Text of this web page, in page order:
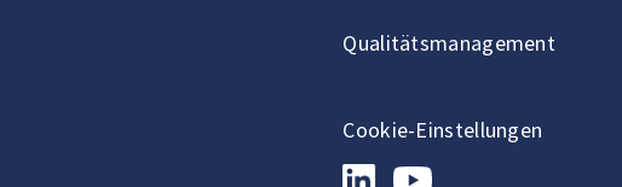
Qualitätsmanagement
Cookie-Einstellungen